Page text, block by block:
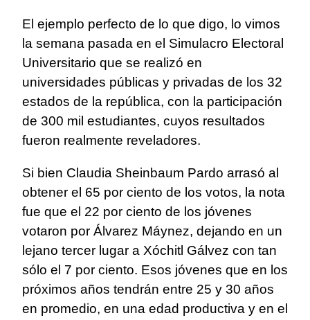
El ejemplo perfecto de lo que digo, lo vimos
la semana pasada en el Simulacro Electoral
Universitario que se realizó en
universidades públicas y privadas de los 32
estados de la república, con la participación
de 300 mil estudiantes, cuyos resultados
fueron realmente reveladores.
Si bien Claudia Sheinbaum Pardo arrasó al
obtener el 65 por ciento de los votos, la nota
fue que el 22 por ciento de los jóvenes
votaron por Álvarez Máynez, dejando en un
lejano tercer lugar a Xóchitl Gálvez con tan
sólo el 7 por ciento. Esos jóvenes que en los
próximos años tendrán entre 25 y 30 años
en promedio, en una edad productiva y en el